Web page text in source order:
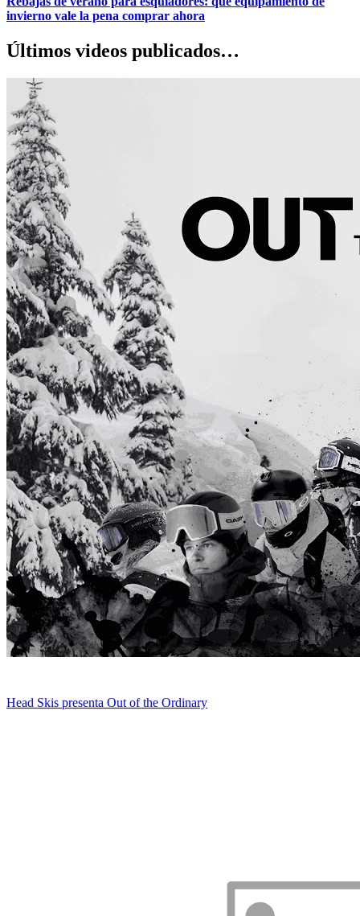
invierno vale la pena comprar ahora
Últimos videos publicados…
Head Skis presenta Out of the Ordinary